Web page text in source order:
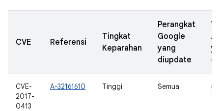
CVE Referensi
Tingkat
Keparahan
Perangkat
Google
yang
diupdate
CVE-
2017-
0413
A-32161610 Tinggi Semua